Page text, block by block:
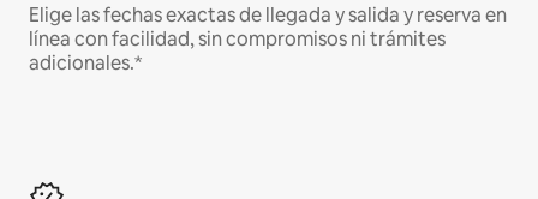
Elige las fechas exactas de llegada y salida y reserva en
línea con facilidad, sin compromisos ni trámites
adicionales.*